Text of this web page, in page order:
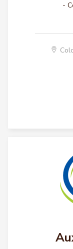
-